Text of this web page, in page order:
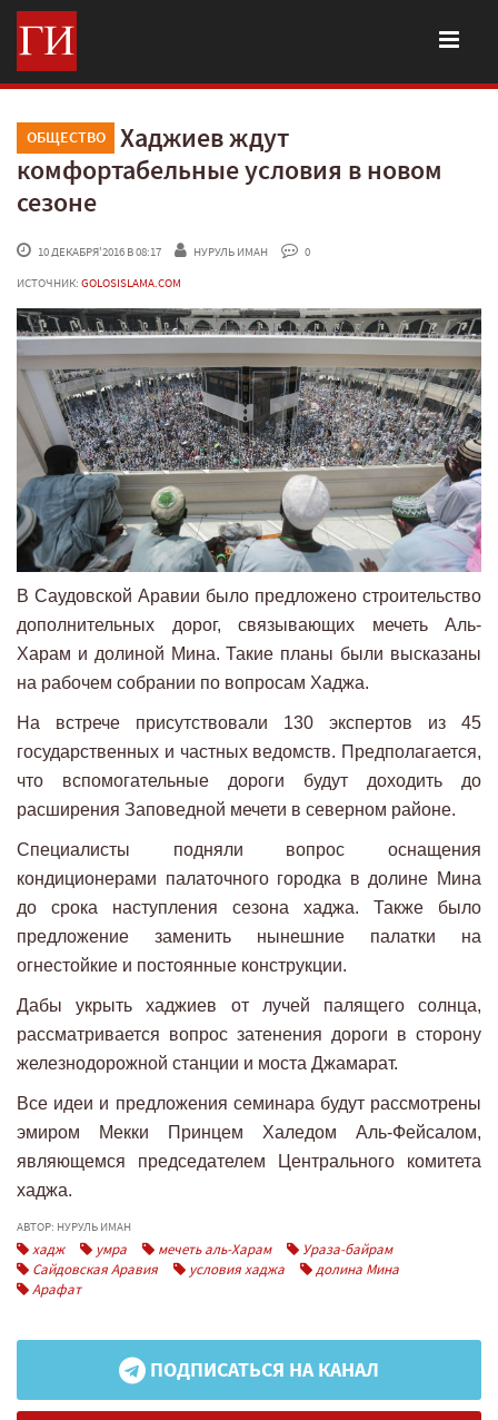
ОБЩЕСТВО
Хаджиев ждут
комфортабельные условия в новом
сезоне
10 ДЕКАБРЯ'2016 В 08:17 НУРУЛЬ ИМАН
0
ИСТОЧНИК: GOLOSISLAMA.COM
В Саудовской Аравии было предложено строительство
дополнительных дорог, связывающих мечеть Аль-
Харам и долиной Мина. Такие планы были высказаны
на рабочем собрании по вопросам Хаджа.
На встрече присутствовали 130 экспертов из 45
государственных и частных ведомств. Предполагается,
что вспомогательные дороги будут доходить до
расширения Заповедной мечети в северном районе.
Специалисты подняли вопрос оснащения
кондиционерами палаточного городка в долине Мина
до срока наступления сезона хаджа. Также было
предложение заменить нынешние палатки на
огнестойкие и постоянные конструкции.
Дабы укрыть хаджиев от лучей палящего солнца,
рассматривается вопрос затенения дороги в сторону
железнодорожной станции и моста Джамарат.
Все идеи и предложения семинара будут рассмотрены
эмиром Мекки Принцем Халедом Аль-Фейсалом,
являющемся председателем Центрального комитета
хаджа.
АВТОР: НУРУЛЬ ИМАН
хадж умра мечеть аль-Харам
Ураза-байрам
Сайдовская Аравия
условия хаджа
долина Мина
Арафат
ПОДПИСАТЬСЯ НА КАНАЛ